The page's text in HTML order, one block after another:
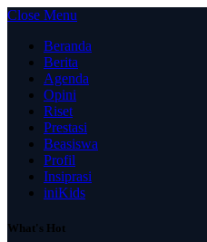
Close Menu
Beranda
Berita
Agenda
Opini
Riset
Prestasi
Beasiswa
Profil
Insiprasi
iniKids
What's Hot